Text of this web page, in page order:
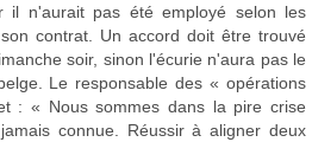
il n'aurait pas été employé selon les
contrat. Un accord doit être trouvé
soir, sinon l'écurie n'aura pas le
Le responsable des « opérations
: « Nous sommes dans la pire crise
connue. Réussir à aligner deux